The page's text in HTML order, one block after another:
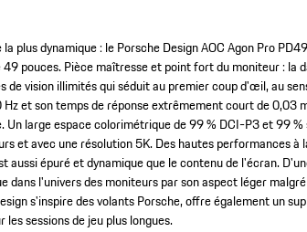
plus dynamique : le Porsche Design AOC Agon Pro
pouces. Pièce maîtresse et point fort du moniteur : la
de vision illimités qui séduit au premier coup d'œil, au
et son temps de réponse extrêmement court de 0,03
large espace colorimétrique de 99 % DCI-P3 et 99 %
et avec une résolution 5K. Des hautes performances à
aussi épuré et dynamique que le contenu de l'écran.
dans l'univers des moniteurs par son aspect léger
s'inspire des volants Porsche, offre également un
sessions de jeu plus longues.